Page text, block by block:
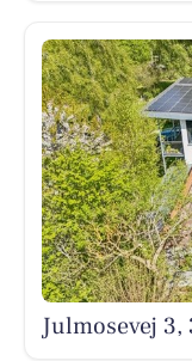
Julmosevej